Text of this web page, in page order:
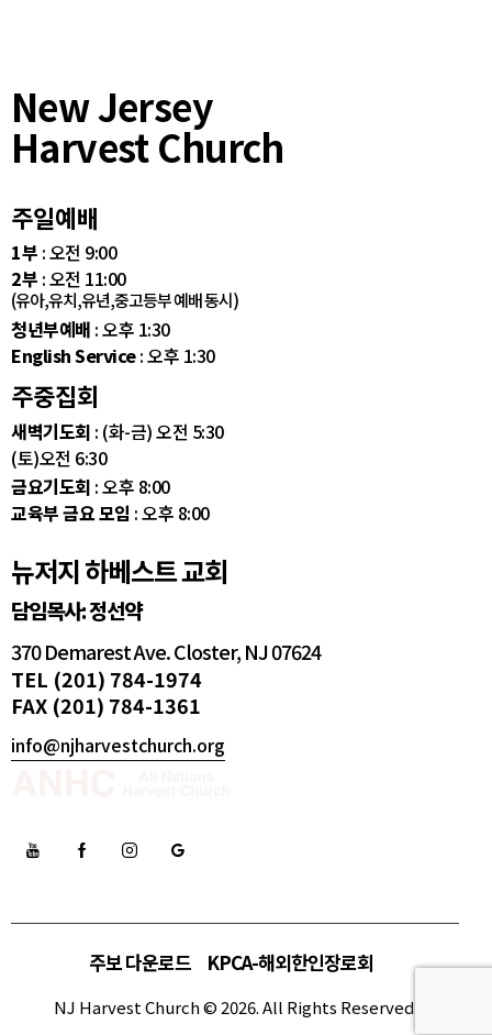
New Jersey
Harvest Church
주일예배
1부 : 오전 9:00
2부 : 오전 11:00
(유아,유치,유년,중고등부 예배 동시)
청년부예배 : 오후 1:30
English Service: 오후 1:30
주중집회
새벽기도회 : (화-금) 오전 5:30
(토)오전 6:30
금요기도회 : 오후 8:00
교육부 금요 모임 : 오후 8:00
뉴저지 하베스트 교회
담임목사: 정선약
370 Demarest Ave. Closter, NJ 07624
TEL (201) 784-1974
FAX (201) 784-1361
info@njharvestchurch.org
주보 다운로드 KPCA-해외한인장로회
NJ Harvest Church © 2026. All Rights Reserved.